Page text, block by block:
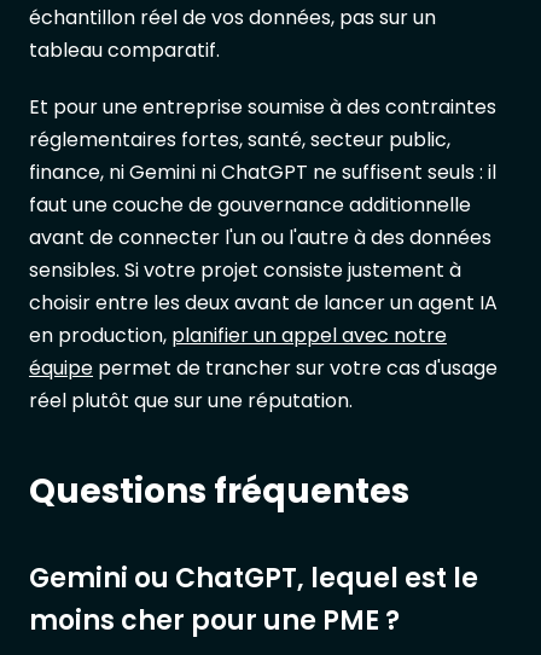
échantillon réel de vos données, pas sur un
tableau comparatif.
Et pour une entreprise soumise à des contraintes
réglementaires fortes, santé, secteur public,
finance, ni Gemini ni ChatGPT ne suffisent seuls : il
faut une couche de gouvernance additionnelle
avant de connecter l'un ou l'autre à des données
sensibles. Si votre projet consiste justement à
choisir entre les deux avant de lancer un agent IA
en production, planifier un appel avec notre
équipe permet de trancher sur votre cas d'usage
réel plutôt que sur une réputation.
Questions fréquentes
Gemini ou ChatGPT, lequel est le
moins cher pour une PME ?